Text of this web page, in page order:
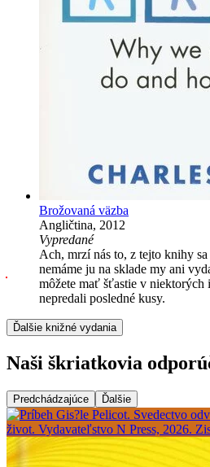
Brožovaná väzba
Angličtina, 2012
Vypredané
Ach, mrzí nás to, z tejto knihy
nemáme ju na sklade my ani
môžete mať šťastie v niektorých
nepredali posledné kusy.
Ďalšie knižné vydania
Naši škriatkovia
Predchádzajúce Ďalšie